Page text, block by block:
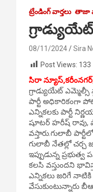
ట్రేండింగ్ వార్తలు తాజా
08/11/2024
Sira
Post Views: 133
సిరా
గ్రాడ్యుయేట్
పార్టీ అధికారికంగా
ఎన్నికలకు పార్టీ
షూటర్ హరీష్ రావు,
వస్తారు.గులాబీ
గులాబీ నేతల్లో చర్చ
ఇప్పుడున్న
కలసి వస్తుందని
ఎన్నికలు జరిగే
వేసుకుంటున్నారు